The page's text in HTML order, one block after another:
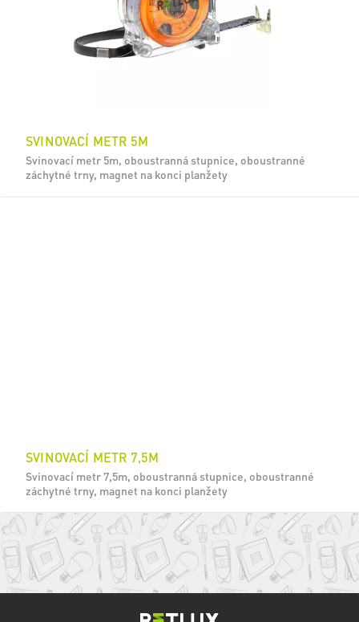
SVINOVACÍ METR 5M
Svinovací metr 5m, oboustranná stupnice, oboustranné
záchytné trny, magnet na konci planžety
SVINOVACÍ METR 7,5M
Svinovací metr 7,5m, oboustranná stupnice, oboustranné
záchytné trny, magnet na konci planžety